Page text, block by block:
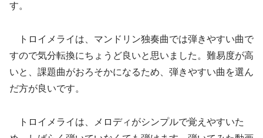
す。
トロイメライは、マンドリン独奏曲では弾きやすい曲で
すので気分転換にちょうど良いと思いました。難易度が高
いと、課題曲がおろそかになるため、弾きやすい曲を選ん
だ方が良いです。
トロイメライは、メロディがシンプルで覚えやすいた